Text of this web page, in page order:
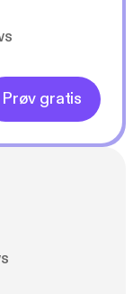
Prøv gratis